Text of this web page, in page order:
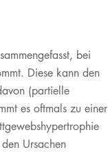
bei
Diese kann den
(partielle
es oftmals zu einer
Ursachen